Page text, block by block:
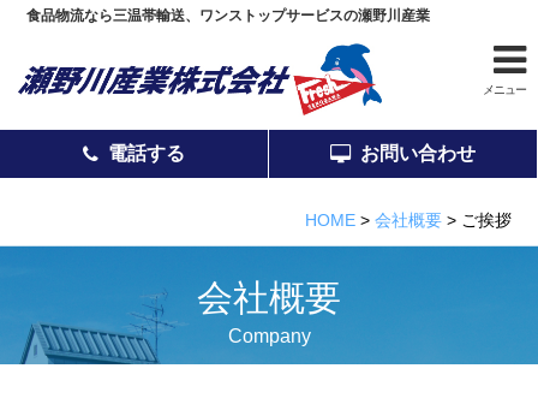
電話する お問い合わせ
食品物流なら三温帯輸送、ワンストップサービスの瀬野川産業
メニュー
電話する お問い合わせ
HOME> 会社概要> ご挨拶
会社概要
Company